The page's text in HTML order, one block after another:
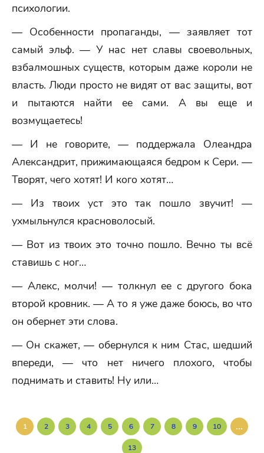
психологии.
— Особенности пропаганды, — заявляет тот
самый эльф. — У нас нет славы своевольных,
взбалмошных существ, которым даже короли не
власть. Люди просто не видят от вас защиты, вот
и пытаются найти ее сами. А вы еще и
возмущаетесь!
— И не говорите, — поддержала Олеандра
Александрит, прижимающаяся бедром к Сери. —
Творят, чего хотят! И кого хотят…
— Из твоих уст это так пошло звучит! —
ухмыльнулся красноволосый.
— Вот из твоих это точно пошло. Вечно ты всё
ставишь с ног…
— Алекс, молчи! — толкнул ее с другого бока
второй кровник. — А то я уже даже боюсь, во что
он обернет эти слова.
— Он скажет, — обернулся к ним Стас, шедший
впереди, — что нет ничего плохого, чтобы
поднимать и ставить! Ну или…
1 2 3 4 5 6 7 8 9 10 ...
13